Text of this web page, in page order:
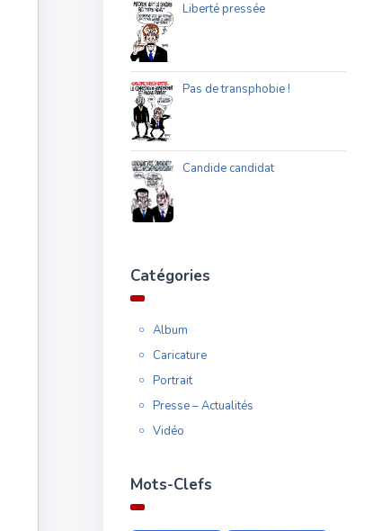
Liberté pressée
Pas de transphobie !
Candide candidat
Catégories
Album
Caricature
Portrait
Presse – Actualités
Vidéo
Mots-Clefs